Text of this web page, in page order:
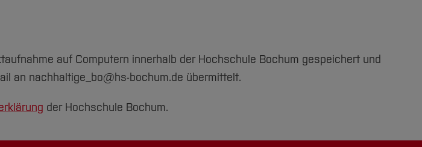
auf Computern innerhalb der Hochschule Bochum gespeichert und
an nachhaltige_bo@hs-bochum.de übermittelt.
der Hochschule Bochum.